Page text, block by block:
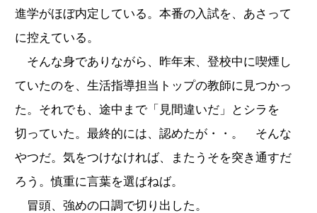
進学がほぼ内定している。本番の入試を、あさって
に控えている。
そんな身でありながら、昨年末、登校中に喫煙し
ていたのを、生活指導担当トップの教師に見つかっ
た。それでも、途中まで「見間違いだ」とシラを
切っていた。最終的には、認めたが・・。 そんな
やつだ。気をつけなければ、またうそを突き通すだ
ろう。慎重に言葉を選ばねば。
冒頭、強めの口調で切り出した。